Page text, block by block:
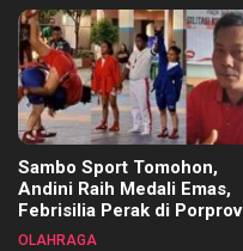
Sambo Sport Tomohon,
Andini Raih Medali Emas,
Febrisilia Perak di Porprov
Sulut 2025
OLAHRAGA